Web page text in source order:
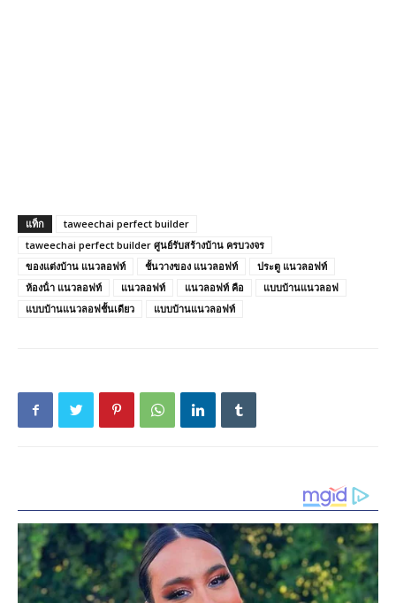
แท็ก
taweechai perfect builder
taweechai perfect builder ศูนย์รับสร้างบ้าน ครบวงจร
ของแต่งบ้าน แนวลอฟท์
ชั้นวางของ แนวลอฟท์
ประตู แนวลอฟท์
ห้องน้ํา แนวลอฟท์
แนวลอฟท์ แนวลอฟท์ คือ
แบบบ้านแนวลอฟ
แบบบ้านแนวลอฟชั้นเดียว
แบบบ้านแนวลอฟท์